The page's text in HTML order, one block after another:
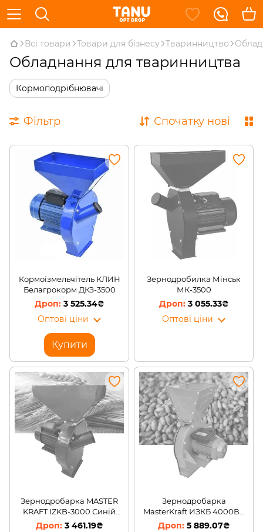
Всі товари Товари для бізнесу Тваринництво
Обладнання для тваринництва
Кормоподрібнювачі
Фільтр Спочатку нові
Кормоізмельчітель КЛИН
Белагрокорм ДКЗ-3500
3 525.34₴
Оптові ціни
Купити
Зернодробилка Мінськ
МК-3500
3 055.33₴
Оптові ціни
Зернодробарка MASTER
KRAFT IZKB-3000 Синій
(Гарантія 12 місяців)
3 461.19₴
Зернодробарка
MasterKraft ИЗКБ 4000ВТ
(Гарантія 12 місяців)
5 889.07₴